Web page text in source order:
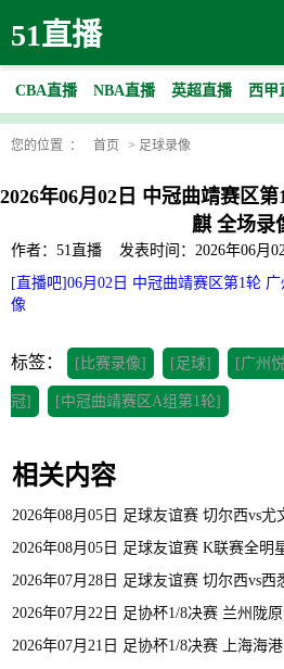
51直播
CBA直播 NBA直播 英超直播 西甲
您的位置 ： 首页 > 足球录像
2026年06月02日 中冠曲靖赛区
麒 全场录
作者：51直播
发表时间：2026年06月
[直播吧]06月02日 中冠曲靖赛区第1轮
像
标签： [比赛录像] [足球] [广州
冠] [中冠曲靖赛区A组第1轮]
相关内容
2026年08月05日 足球友谊赛 切尔西vs尤
2026年08月05日 足球友谊赛 K联赛全明
2026年07月28日 足球友谊赛 切尔西vs
2026年07月22日 足协杯1/8决赛 兰州陇
2026年07月21日 足协杯1/8决赛 上海海